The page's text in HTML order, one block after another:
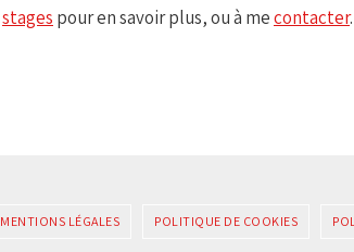
stages pour en savoir plus, ou à mecontacter.
MENTIONS LÉGALES POLITIQUE DE COOKIES